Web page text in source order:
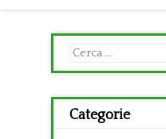
Ricerca
per:
Categorie